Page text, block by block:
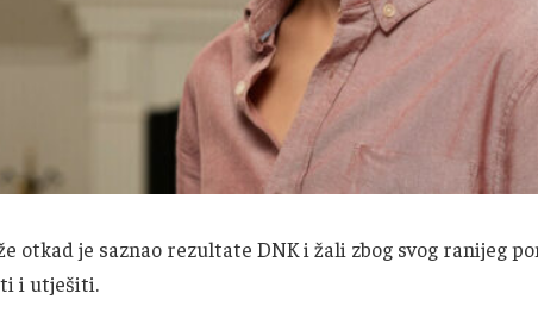
otkad je saznao rezultate DNK i žali zbog svog ranijeg
i utješiti.